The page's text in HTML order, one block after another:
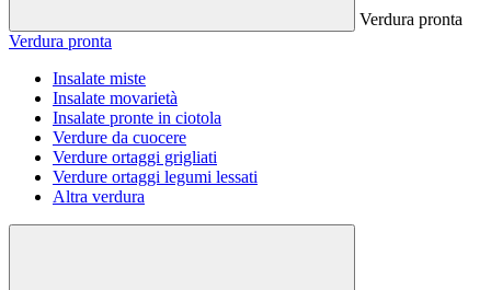
Verdura pronta
Verdura pronta
Insalate miste
Insalate movarietà
Insalate pronte in ciotola
Verdure da cuocere
Verdure ortaggi grigliati
Verdure ortaggi legumi lessati
Altra verdura